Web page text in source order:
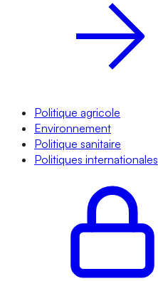
Politique agricole
Environnement
Politique sanitaire
Politiques internationales